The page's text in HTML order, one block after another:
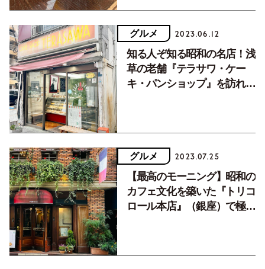
グルメ 2023.06.12
知る人ぞ知る昭和の名店！浅
草の老舗『テラサワ・ケー
キ・パンショップ』を訪れて
グルメ 2023.07.25
【最高のモーニング】昭和の
カフェ文化を築いた『トリコ
ロール本店』（銀座）で極上